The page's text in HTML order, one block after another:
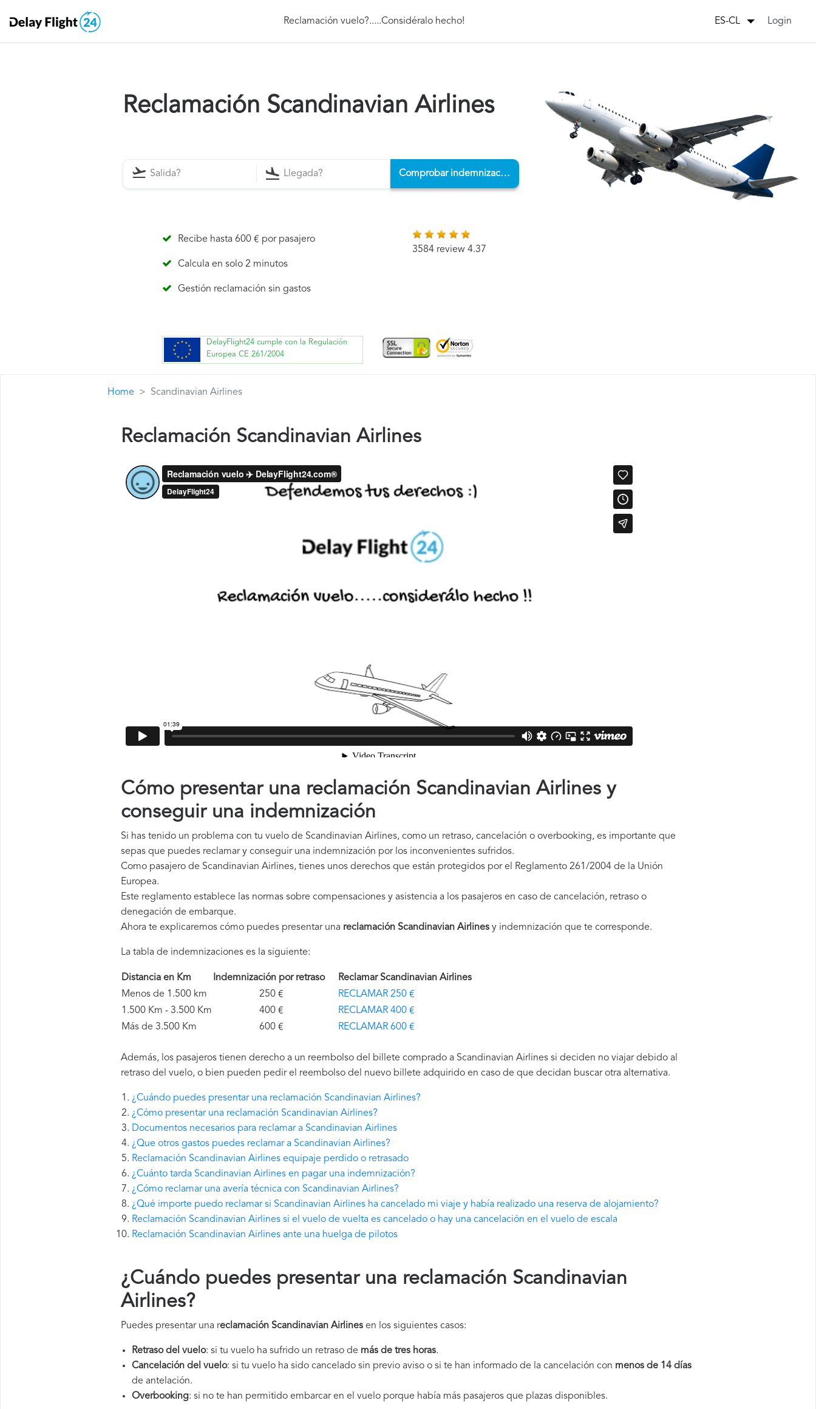
Reclamación vuelo?.....Considéralo hecho! ES-CL Login
Reclamación Scandinavian Airlines
Comprobar indemnización
Recibe hasta 600 € por pasajero
Calcula en solo 2 minutos
Gestión reclamación sin gastos
3584 review 4.37
DelayFlight24 cumple con la Regulación
Europea CE 261/2004
Home Scandinavian Airlines
Reclamación Scandinavian Airlines
Cómo presentar una reclamación Scandinavian Airlines y
conseguir una indemnización
Si has tenido un problema con tu vuelo de Scandinavian Airlines, como un retraso, cancelación o overbooking, es importante que
sepas que puedes reclamar y conseguir una indemnización por los inconvenientes sufridos.
Como pasajero de Scandinavian Airlines, tienes unos derechos que están protegidos por el Reglamento 261/2004 de la Unión
Europea.
Este reglamento establece las normas sobre compensaciones y asistencia a los pasajeros en caso de cancelación, retraso o
denegación de embarque.
Ahora te explicaremos cómo puedes presentar una reclamación Scandinavian Airlines y indemnización que te corresponde.
La tabla de indemnizaciones es la siguiente:
Distancia en Km Indemnización por retraso
Reclamar Scandinavian Airlines
Menos de 1.500 km
250 €
RECLAMAR 250 €
1.500 Km - 3.500 Km
400 €
RECLAMAR 400 €
Más de 3.500 Km
600 € RECLAMAR 600 €
Además, los pasajeros tienen derecho a un reembolso del billete comprado a Scandinavian Airlines si deciden no viajar debido al
retraso del vuelo, o bien pueden pedir el reembolso del nuevo billete adquirido en caso de que decidan buscar otra alternativa.
¿Cuándo puedes presentar una reclamación Scandinavian Airlines?
¿Cómo presentar una reclamación Scandinavian Airlines?
Documentos necesarios para reclamar a Scandinavian Airlines
¿Que otros gastos puedes reclamar a Scandinavian Airlines?
Reclamación Scandinavian Airlines equipaje perdido o retrasado
¿Cuánto tarda Scandinavian Airlines en pagar una indemnización?
¿Cómo reclamar una avería técnica con Scandinavian Airlines?
¿Qué importe puedo reclamar si Scandinavian Airlines ha cancelado mi viaje y había realizado una reserva de alojamiento?
Reclamación Scandinavian Airlines si el vuelo de vuelta es cancelado o hay una cancelación en el vuelo de escala
Reclamación Scandinavian Airlines ante una huelga de pilotos
¿Cuándo puedes presentar una reclamación Scandinavian
Airlines?
Puedes presentar una reclamación Scandinavian Airlines en los siguientes casos:
Retraso del vuelo: si tu vuelo ha sufrido un retraso de más de tres horas.
Cancelación del vuelo: si tu vuelo ha sido cancelado sin previo aviso o si te han informado de la cancelación con menos de 14 días
de antelación.
Overbooking: si no te han permitido embarcar en el vuelo porque había más pasajeros que plazas disponibles.